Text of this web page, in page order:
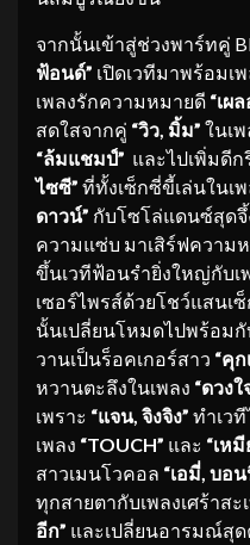
จากนั้นเข้าสู่ช่วงพาร์ทคู่
ฟ้อนด์” เปิดเวทีมาพร้อมเ
เพลงรักความหมายดี “เผ
สดใสจากคู่ “วิว, มิ้ม” ในเพ
“ล้มแชมป์” และไปเพิ่มดี
ไซซี” ที่ทั้งเซ็กซี่ขี้เล่นในเพ
ดาวน์” กับโซโล่แดนซ์สุด
ความแซ่บ มาเสิร์ฟความ
ขึ้นเวทีฟ้อนรำยิ่งใหญ่กับเ
เซอร์ไพรส์ด้วยโชว์แสนเ
นั้นเปลี่ยนโหมดไปพร้อมกั
วานเป็นร็อคเกอร์สาว “คุก
หวานตะลึงในเพลง “ดวงใ
เพราะ “แจน, จิงจิง” ทำเว
เพลง “TOUCH” และ “เห
สาวเมนโวคอล “เอมี่, บอน
ทุกสายตากับเพลงเศร้าส
อีก” และเปลี่ยนอารมณ์สุ